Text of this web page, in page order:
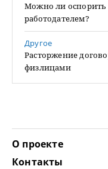
Можно ли оспорить
работодателем?
Другое
Расторжение
физлицами
О проекте
Контакты